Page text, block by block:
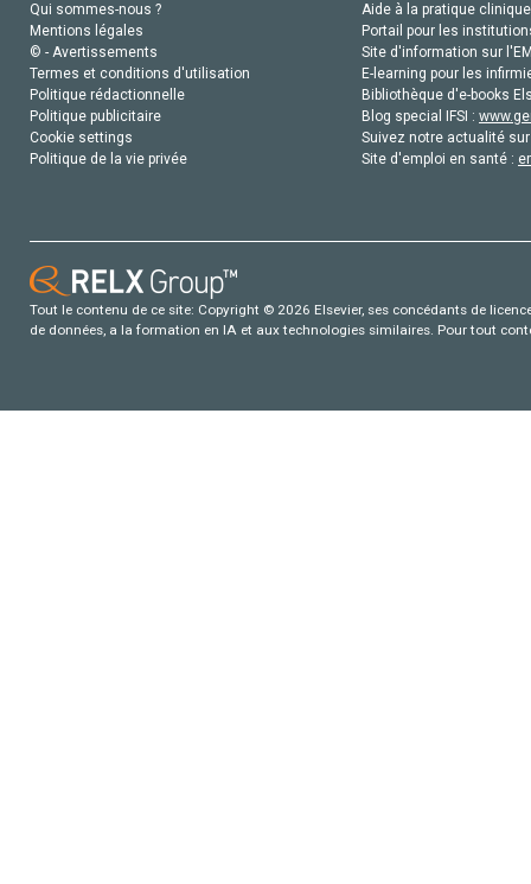
Qui sommes-nous ?
Mentions légales
© - Avertissements
Termes et conditions d'utilisation
Politique rédactionnelle
Politique publicitaire
Cookie settings
Politique de la vie privée
Aide à la pratique
Portail pour les
Site d'information sur
E-learning pour les
Bibliothèque d'e-books
Blog special IFSI :
Suivez notre actualité
Site d'emploi en santé :
Tout le contenu de ce site: Copyright © 2026 Elsevier, ses concédants de
de données, a la formation en IA et aux technologies similaires. Pour tout